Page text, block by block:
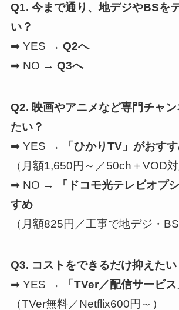
Q1. 今まで通り、地デジやBSを
い？
➡ YES → Q2へ
➡ NO → Q3へ
Q2. 映画やアニメなど専門チャ
たい？
➡ YES →
「ひかりTV」がおす
（月額1,650円～／50ch＋VOD対
➡ NO →
「ドコモ光テレビオプ
すめ
（月額825円／工事で地デジ・BS
Q3. コストをできるだけ抑えたい
➡ YES →
「TVer／配信サービ
（TVer無料／Netflix600円～）